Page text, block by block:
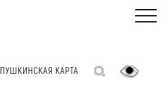
ПУШКИНСКАЯ КАРТА